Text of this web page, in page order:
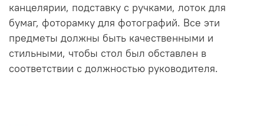
канцелярии, подставку с ручками, лоток для
бумаг, фоторамку для фотографий. Все эти
предметы должны быть качественными и
стильными, чтобы стол был обставлен в
соответствии с должностью руководителя.